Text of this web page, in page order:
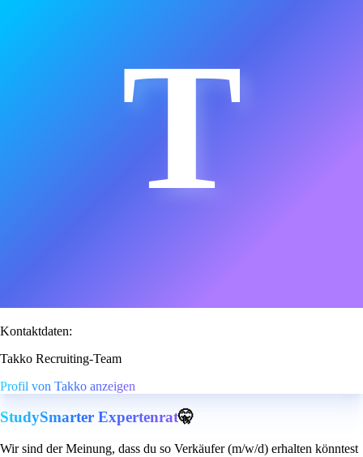
T
Kontaktdaten:
Takko Recruiting-Team
Profil von Takko anzeigen
StudySmarter Expertenrat🤫
Wir sind der Meinung, dass du so Verkäufer (m/w/d) erhalten könntest